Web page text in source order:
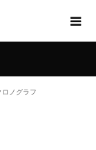
ロノグラフ